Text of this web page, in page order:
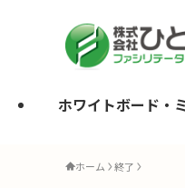
ホワイトボード・
ホーム 終了